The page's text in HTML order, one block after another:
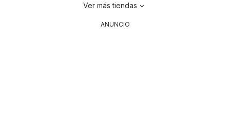
Ver más tiendas
ANUNCIO